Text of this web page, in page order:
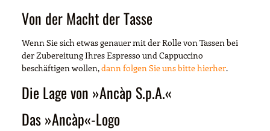
Von der Macht der Tasse
Wenn Sie sich etwas genauer mit der Rolle von Tassen bei
der Zubereitung Ihres Espresso und Cappuccino
beschäftigen wollen,dann folgen Sie uns bitte hierher.
Die Lage von »Ancàp S.p.A.«
Das »Ancàp«-Logo